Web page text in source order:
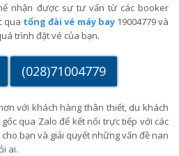
nhận được sự tư vấn từ các booker
qua tổng đài vé máy bay19004779 và
trình đặt vé của bạn.
(028)71004779
với khách hàng thân thiết, du khách
qua Zalo để kết nối trực tiếp với các
bạn và giải quyết những vấn đề nan
ai.